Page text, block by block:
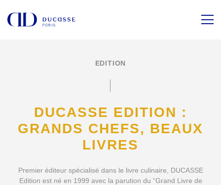
EDITION
DUCASSE EDITION :
GRANDS CHEFS, BEAUX
LIVRES
Premier éditeur spécialisé dans le livre culinaire, DUCASSE
Edition est né en 1999 avec la parution du “Grand Livre de